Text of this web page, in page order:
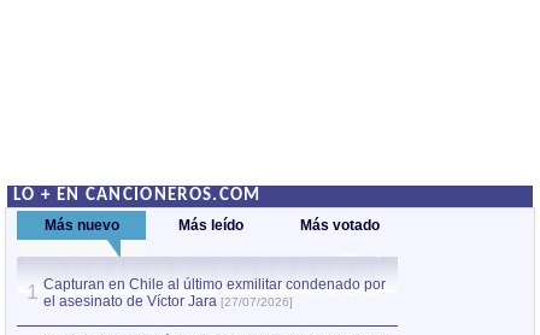
LO + EN CANCIONEROS.COM
Más nuevo Más leído Más votado
1 Capturan en Chile al último exmilitar condenado por
el asesinato de Víctor Jara [27/07/2026]